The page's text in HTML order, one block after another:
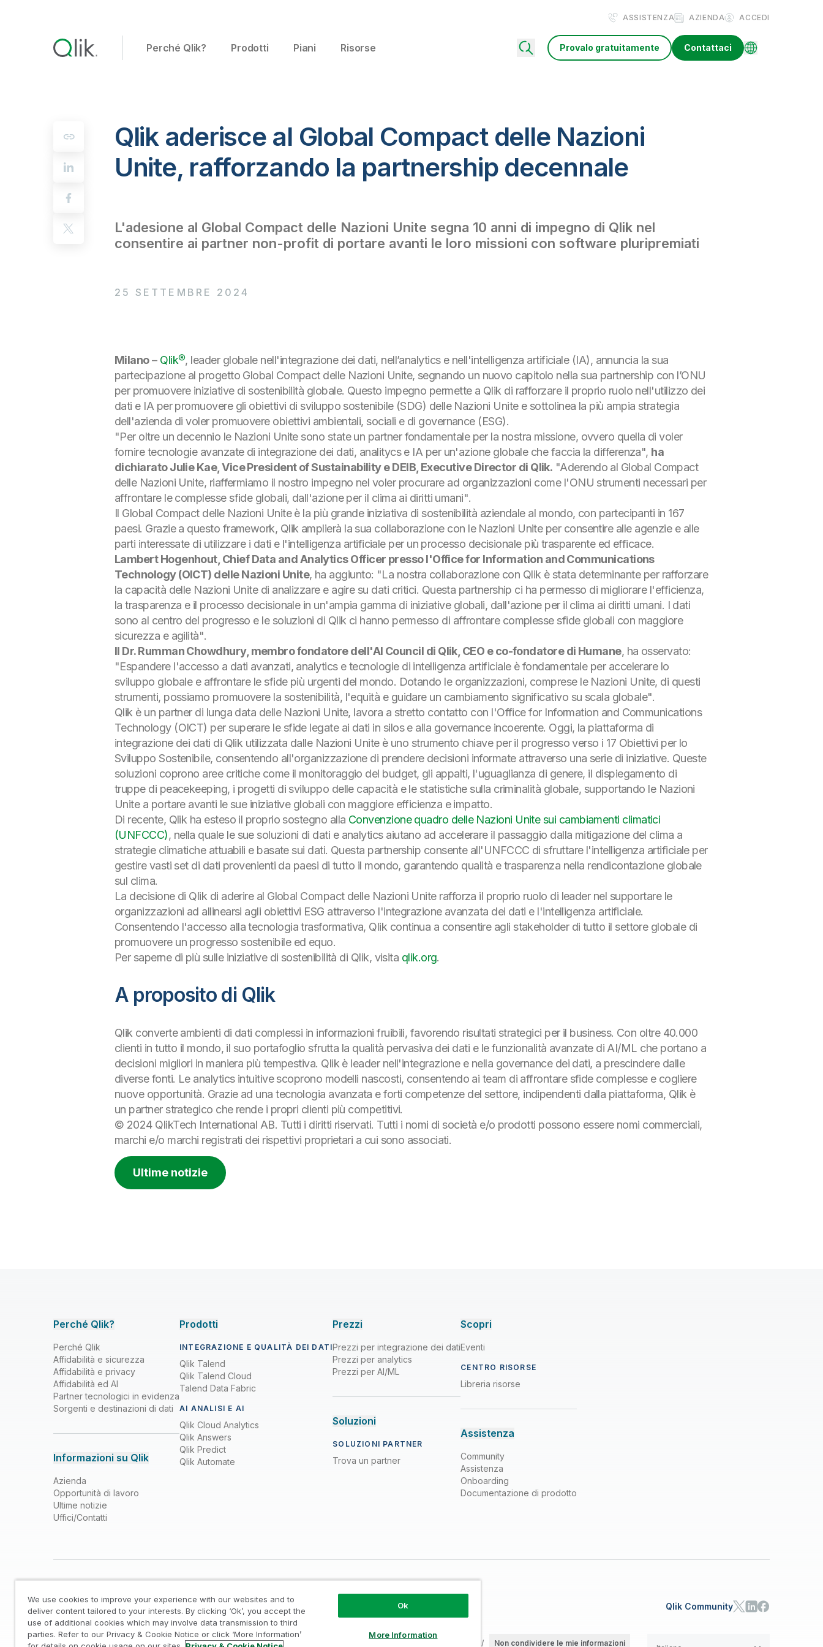
ASSISTENZA AZIENDA ACCEDI
Perché Qlik? Prodotti Piani Risorse Provalo gratuitamente Contattaci
Qlik aderisce al Global Compact delle Nazioni
Unite, rafforzando la partnership decennale
L'adesione al Global Compact delle Nazioni Unite segna 10 anni di impegno di Qlik nel
consentire ai partner non-profit di portare avanti le loro missioni con software pluripremiati
25 SETTEMBRE 2024
Milano– Qlik®, leader globale nell'integrazione dei dati, nell’analytics e nell'intelligenza artificiale (IA), annuncia la sua
partecipazione al progetto Global Compact delle Nazioni Unite, segnando un nuovo capitolo nella sua partnership con l’ONU
per promuovere iniziative di sostenibilità globale. Questo impegno permette a Qlik di rafforzare il proprio ruolo nell'utilizzo dei
dati e IA per promuovere gli obiettivi di sviluppo sostenibile (SDG) delle Nazioni Unite e sottolinea la più ampia strategia
dell'azienda di voler promuovere obiettivi ambientali, sociali e di governance (ESG).
"Per oltre un decennio le Nazioni Unite sono state un partner fondamentale per la nostra missione, ovvero quella di voler
fornire tecnologie avanzate di integrazione dei dati, analitycs e IA per un'azione globale che faccia la differenza", ha
dichiarato Julie Kae, Vice President of Sustainability e DEIB, Executive Director di Qlik. "Aderendo al Global Compact
delle Nazioni Unite, riaffermiamo il nostro impegno nel voler procurare ad organizzazioni come l'ONU strumenti necessari per
affrontare le complesse sfide globali, dall'azione per il clima ai diritti umani".
Il Global Compact delle Nazioni Unite è la più grande iniziativa di sostenibilità aziendale al mondo, con partecipanti in 167
paesi. Grazie a questo framework, Qlik amplierà la sua collaborazione con le Nazioni Unite per consentire alle agenzie e alle
parti interessate di utilizzare i dati e l'intelligenza artificiale per un processo decisionale più trasparente ed efficace.
Lambert Hogenhout, Chief Data and Analytics Officer presso l'Office for Information and Communications
Technology (OICT) delle Nazioni Unite, ha aggiunto: "La nostra collaborazione con Qlik è stata determinante per rafforzare
la capacità delle Nazioni Unite di analizzare e agire su dati critici. Questa partnership ci ha permesso di migliorare l'efficienza,
la trasparenza e il processo decisionale in un'ampia gamma di iniziative globali, dall'azione per il clima ai diritti umani. I dati
sono al centro del progresso e le soluzioni di Qlik ci hanno permesso di affrontare complesse sfide globali con maggiore
sicurezza e agilità".
Il Dr. Rumman Chowdhury, membro fondatore dell'AI Council di Qlik, CEO e co-fondatore di Humane, ha osservato:
"Espandere l'accesso a dati avanzati, analytics e tecnologie di intelligenza artificiale è fondamentale per accelerare lo
sviluppo globale e affrontare le sfide più urgenti del mondo. Dotando le organizzazioni, comprese le Nazioni Unite, di questi
strumenti, possiamo promuovere la sostenibilità, l'equità e guidare un cambiamento significativo su scala globale".
Qlik è un partner di lunga data delle Nazioni Unite, lavora a stretto contatto con l'Office for Information and Communications
Technology (OICT) per superare le sfide legate ai dati in silos e alla governance incoerente. Oggi, la piattaforma di
integrazione dei dati di Qlik utilizzata dalle Nazioni Unite è uno strumento chiave per il progresso verso i 17 Obiettivi per lo
Sviluppo Sostenibile, consentendo all'organizzazione di prendere decisioni informate attraverso una serie di iniziative. Queste
soluzioni coprono aree critiche come il monitoraggio del budget, gli appalti, l'uguaglianza di genere, il dispiegamento di
truppe di peacekeeping, i progetti di sviluppo delle capacità e le statistiche sulla criminalità globale, supportando le Nazioni
Unite a portare avanti le sue iniziative globali con maggiore efficienza e impatto.
Di recente, Qlik ha esteso il proprio sostegno alla Convenzione quadro delle Nazioni Unite sui cambiamenti climatici
(UNFCCC), nella quale le sue soluzioni di dati e analytics aiutano ad accelerare il passaggio dalla mitigazione del clima a
strategie climatiche attuabili e basate sui dati. Questa partnership consente all'UNFCCC di sfruttare l'intelligenza artificiale per
gestire vasti set di dati provenienti da paesi di tutto il mondo, garantendo qualità e trasparenza nella rendicontazione globale
sul clima.
La decisione di Qlik di aderire al Global Compact delle Nazioni Unite rafforza il proprio ruolo di leader nel supportare le
organizzazioni ad allinearsi agli obiettivi ESG attraverso l'integrazione avanzata dei dati e l'intelligenza artificiale.
Consentendo l'accesso alla tecnologia trasformativa, Qlik continua a consentire agli stakeholder di tutto il settore globale di
promuovere un progresso sostenibile ed equo.
Per saperne di più sulle iniziative di sostenibilità di Qlik, visita qlik.org.
A proposito di Qlik
Qlik converte ambienti di dati complessi in informazioni fruibili, favorendo risultati strategici per il business. Con oltre 40.000
clienti in tutto il mondo, il suo portafoglio sfrutta la qualità pervasiva dei dati e le funzionalità avanzate di AI/ML che portano a
decisioni migliori in maniera più tempestiva. Qlik è leader nell'integrazione e nella governance dei dati, a prescindere dalle
diverse fonti. Le analytics intuitive scoprono modelli nascosti, consentendo ai team di affrontare sfide complesse e cogliere
nuove opportunità. Grazie ad una tecnologia avanzata e forti competenze del settore, indipendenti dalla piattaforma, Qlik è
un partner strategico che rende i propri clienti più competitivi.
© 2024 QlikTech International AB. Tutti i diritti riservati. Tutti i nomi di società e/o prodotti possono essere nomi commerciali,
marchi e/o marchi registrati dei rispettivi proprietari a cui sono associati.
Ultime notizie
Perché Qlik?
Perché Qlik
Affidabilità e sicurezza
Affidabilità e privacy
Affidabilità ed AI
Partner tecnologici in evidenza
Sorgenti e destinazioni di dati
Informazioni su Qlik
Azienda
Opportunità di lavoro
Ultime notizie
Uffici/Contatti
Prodotti
INTEGRAZIONE E QUALITÀ DEI DATI
Qlik Talend
Qlik Talend Cloud
Talend Data Fabric
AI ANALISI E AI
Qlik Cloud Analytics
Qlik Answers
Qlik Predict
Qlik Automate
Prezzi
Prezzi per integrazione dei dati
Prezzi per analytics
Prezzi per AI/ML
Soluzioni
SOLUZIONI PARTNER
Trova un partner
Scopri
Eventi
CENTRO RISORSE
Libreria risorse
Assistenza
Community
Assistenza
Onboarding
Documentazione di prodotto
Qlik Community
Accordi legali / Informativa su privacy e cookie / Marchi registrati / Non condividere le mie informazioni
We use cookies to improve your experience with our websites and to
deliver content tailored to your interests. By clicking ‘Ok’, you accept the
use of additional cookies which may involve data transmission to third
parties. Refer to our Privacy & Cookie Notice or click ‘More Information’
Ok
More Information